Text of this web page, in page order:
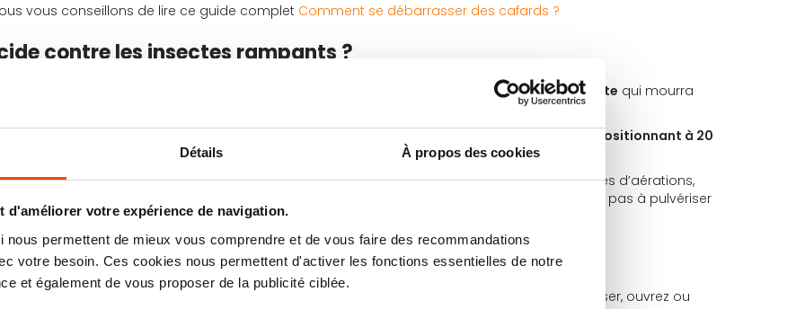
Détails À propos des cookies
d'améliorer votre expérience de navigation.
nous permettent de mieux vous comprendre et de vous faire des recommandations
votre besoin. Ces cookies nous permettent d'activer les fonctions essentielles de notre
et également de vous proposer de la publicité ciblée.
vous conseillons de lire ce guide complet Comment se débarrasser des cafards ?
contre les insectes rampants ?
débarrasser des insectes qui vous envahissent est de pulvériser 3 secondes sur l’insecte qui mourra
utiliser quotidiennement l’anti cafard en usage direct.
de les repousser, il faudra pulvériser à raison de
3 à 4 pressions d’une seconde en vous positionnant à 20
chauds et humides. Ils adorent se nicher dans les plinthes, fissures dans les murs, bouches d’aérations,
sera
. Même si vous n’en n’apercevez plus, n’hésitez pas à pulvériser
régulièrement pour vous assurer qu’ils ne reviennent pas.
l’insecticide
15 minutes
après pulvérisation pour que la pièce ait le temps de s’aérer. Avant de pulvériser, ouvrez ou